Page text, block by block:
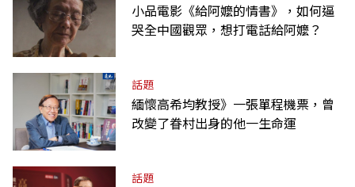
小品電影《給阿嬤的情書》，如何逼
哭全中國觀眾，想打電話給阿嬤？
話題
緬懷高希均教授》一張單程機票，曾
改變了眷村出身的他一生命運
話題